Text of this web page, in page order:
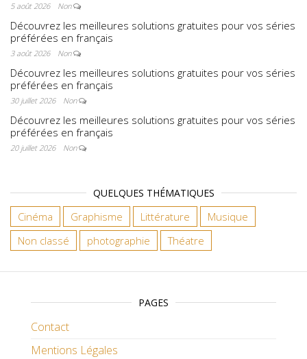
5 août 2026 Non
Découvrez les meilleures solutions gratuites pour vos séries
préférées en français
3 août 2026 Non
Découvrez les meilleures solutions gratuites pour vos séries
préférées en français
30 juillet 2026 Non
Découvrez les meilleures solutions gratuites pour vos séries
préférées en français
20 juillet 2026 Non
QUELQUES THÉMATIQUES
Cinéma Graphisme Littérature
Musique
Non classé
photographie Théatre
PAGES
Contact
Mentions Légales